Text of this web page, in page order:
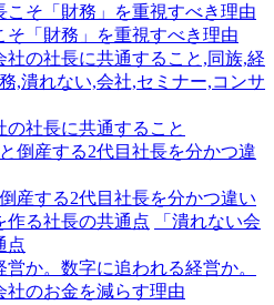
そ「財務」を重視すべき理由
社長に共通すること
産する2代目社長を分かつ違い
「潰れない会
点
社のお金を減らす理由